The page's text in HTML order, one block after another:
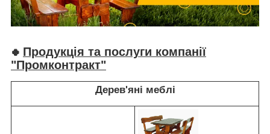
🍀 Продукція та послуги компанії
"Промконтракт"
Дерев'яні меблі